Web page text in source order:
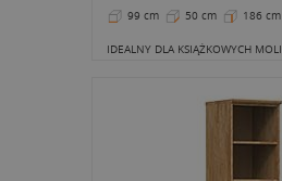
99 cm 50 cm 186 cm
IDEALNY DLA KSIĄŻKOWYCH MOLI